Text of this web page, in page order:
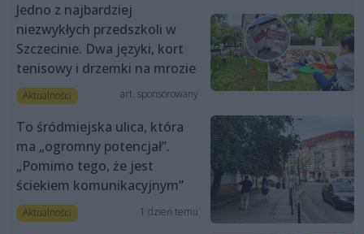
Jedno z najbardziej
niezwykłych przedszkoli w
Szczecinie. Dwa języki, kort
tenisowy i drzemki na mrozie
Aktualności art. sponsorowany
To śródmiejska ulica, która
ma „ogromny potencjał”.
„Pomimo tego, że jest
ściekiem komunikacyjnym”
Aktualności 1 dzień temu